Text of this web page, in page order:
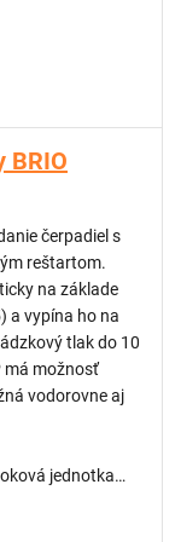
hladiny vody
BRIO
čerpadiel s
reštartom.
na základe
a vypína ho na
tlak do 10
má možnosť
vodorovne aj
jednotka
senzora,